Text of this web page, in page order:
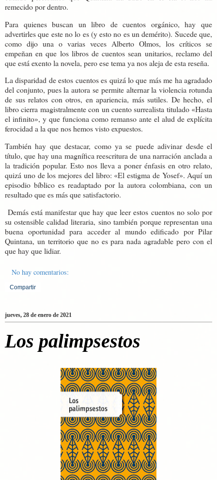
remecido por dentro.
Para quienes buscan un libro de cuentos orgánico, hay que
advertirles que este no lo es (y esto no es un demérito). Sucede que,
como dijo una o varias veces Alberto Olmos, los críticos se
empeñan en que los libros de cuentos sean unitarios, reclamo del
que está exento la novela, pero ese tema ya nos aleja de esta reseña.
La disparidad de estos cuentos es quizá lo que más me ha agradado
del conjunto, pues la autora se permite alternar la violencia rotunda
de sus relatos con otros, en apariencia, más sutiles. De hecho, el
libro cierra magistralmente con un cuento surrealista titulado «Hasta
el infinito», y que funciona como remanso ante el alud de explícita
ferocidad a la que nos hemos visto expuestos.
También hay que destacar, como ya se puede adivinar desde el
título, que hay una magnífica reescritura de una narración anclada a
la tradición popular. Esto nos lleva a poner énfasis en otro relato,
quizá uno de los mejores del libro: «El estigma de Yosef». Aquí un
episodio bíblico es readaptado por la autora colombiana, con un
resultado que es más que satisfactorio.
Demás está manifestar que hay que leer estos cuentos no solo por
su ostensible calidad literaria, sino también porque representan una
buena oportunidad para acceder al mundo edificado por Pilar
Quintana, un territorio que no es para nada agradable pero con el
que hay que lidiar.
No hay comentarios:
Compartir
jueves, 28 de enero de 2021
Los palimpsestos